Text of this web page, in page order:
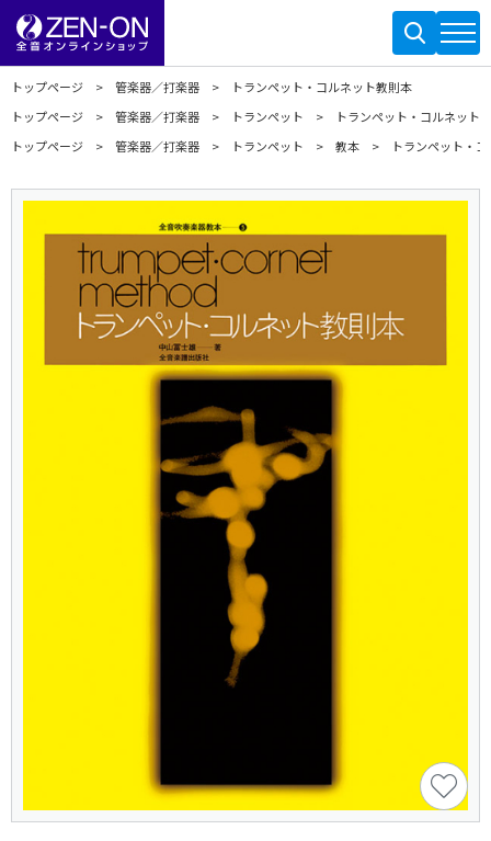
トップページ 管楽器／打楽器
トランペット・コルネット教則本
トップページ
管楽器／打楽器 トランペット
トランペット・コルネット
トップページ
管楽器／打楽器 トランペット 教本 トランペット・